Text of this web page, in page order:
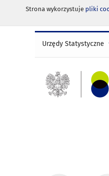
Strona wykorzystuje pliki
Urzędy Statystyczne